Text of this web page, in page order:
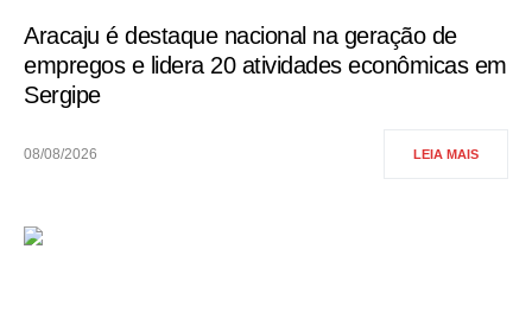
Aracaju é destaque nacional na geração de
empregos e lidera 20 atividades econômicas em
Sergipe
08/08/2026 LEIA MAIS